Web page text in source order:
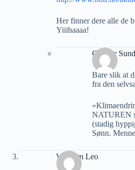
Her finner dere alle de
Yiiihaaaa!
Gunnar
Bare slik at
fra den
NATUREN
(stadig
Sønn.
Wilhelm Leo